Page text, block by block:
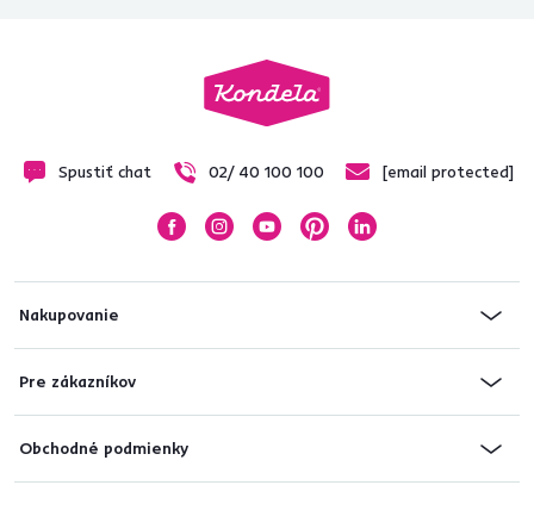
Spustiť chat 02/ 40 100 100 [email protected]
Nakupovanie
Pre zákazníkov
Obchodné podmienky